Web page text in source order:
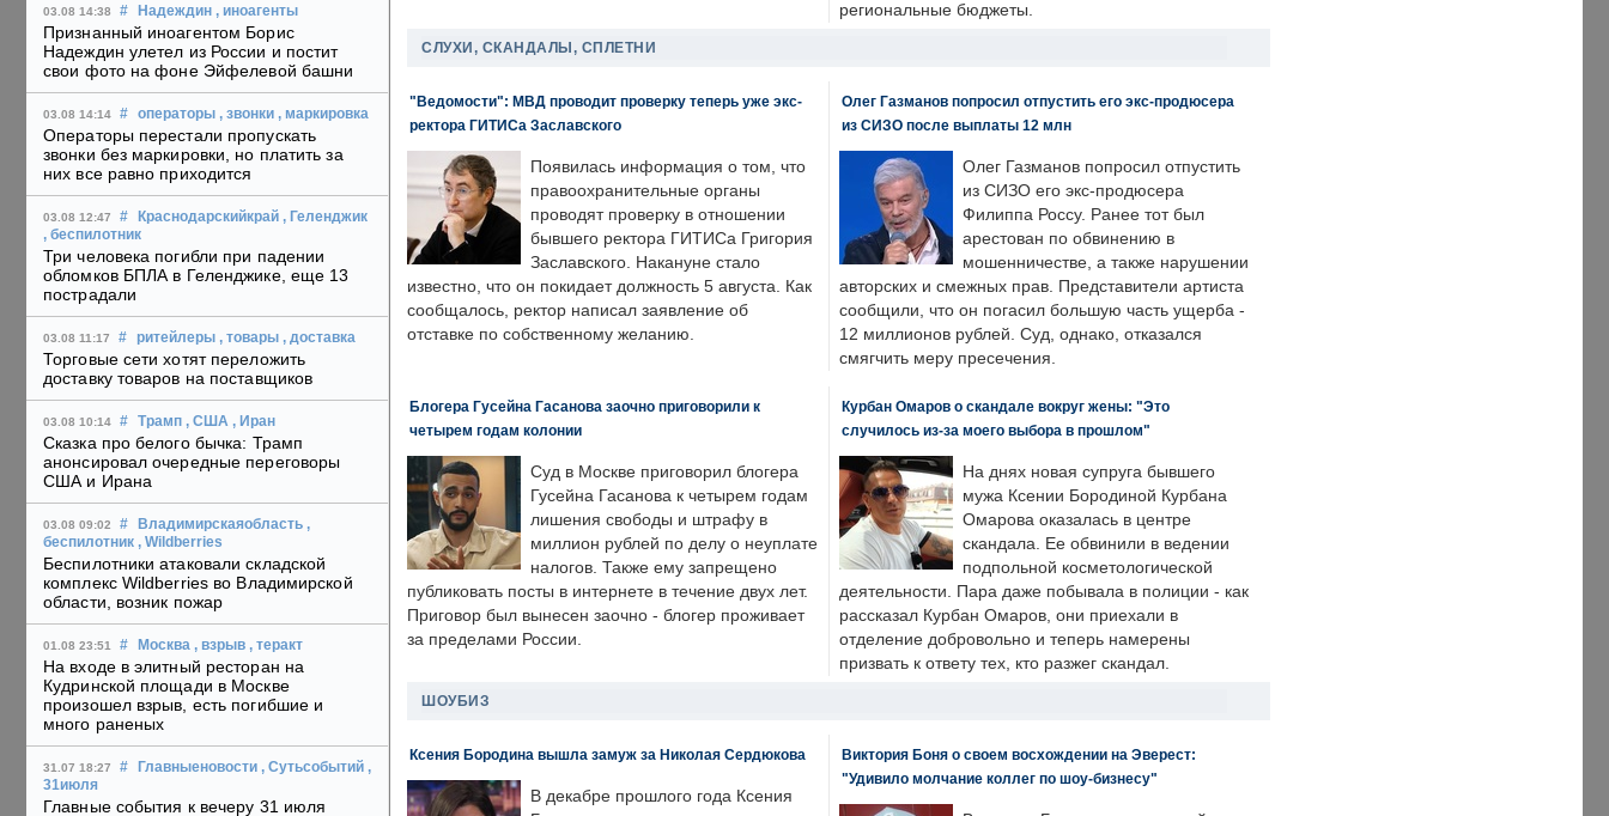
03.08 14:38 # Надеждин , иноагенты
Признанный иноагентом Борис
Надеждин улетел из России и постит
свои фото на фоне Эйфелевой башни
03.08 14:14 # операторы , звонки , маркировка
Операторы перестали пропускать
звонки без маркировки, но платить за
них все равно приходится
03.08 12:47 # Краснодарскийкрай , Геленджик
, беспилотник
Три человека погибли при падении
обломков БПЛА в Геленджике, еще 13
пострадали
03.08 11:17 # ритейлеры , товары , доставка
Торговые сети хотят переложить
доставку товаров на поставщиков
03.08 10:14 # Трамп , США , Иран
Сказка про белого бычка: Трамп
анонсировал очередные переговоры
США и Ирана
03.08 09:02 # Владимирскаяобласть ,
беспилотник , Wildberries
Беспилотники атаковали складской
комплекс Wildberries во Владимирской
области, возник пожар
01.08 23:51 # Москва , взрыв , теракт
На входе в элитный ресторан на
Кудринской площади в Москве
произошел взрыв, есть погибшие и
много раненых
31.07 18:27 # Главныеновости , Сутьсобытий ,
31июля
Главные события к вечеру 31 июля
региональные бюджеты.
СЛУХИ, СКАНДАЛЫ, СПЛЕТНИ
"Ведомости": МВД проводит проверку теперь уже экс-
ректора ГИТИСа Заславского
Появилась информация о том, что
правоохранительные органы
проводят проверку в отношении
бывшего ректора ГИТИСа Григория
Заславского. Накануне стало
известно, что он покидает должность 5 августа. Как
сообщалось, ректор написал заявление об
отставке по собственному желанию.
Олег Газманов попросил отпустить его экс-продюсера
из СИЗО после выплаты 12 млн
Олег Газманов попросил отпустить
из СИЗО его экс-продюсера
Филиппа Россу. Ранее тот был
арестован по обвинению в
мошенничестве, а также нарушении
авторских и смежных прав. Представители артиста
сообщили, что он погасил большую часть ущерба -
12 миллионов рублей. Суд, однако, отказался
смягчить меру пресечения.
Блогера Гусейна Гасанова заочно приговорили к
четырем годам колонии
Суд в Москве приговорил блогера
Гусейна Гасанова к четырем годам
лишения свободы и штрафу в
миллион рублей по делу о неуплате
налогов. Также ему запрещено
публиковать посты в интернете в течение двух лет.
Приговор был вынесен заочно - блогер проживает
за пределами России.
Курбан Омаров о скандале вокруг жены: "Это
случилось из-за моего выбора в прошлом"
На днях новая супруга бывшего
мужа Ксении Бородиной Курбана
Омарова оказалась в центре
скандала. Ее обвинили в ведении
подпольной косметологической
деятельности. Пара даже побывала в полиции - как
рассказал Курбан Омаров, они приехали в
отделение добровольно и теперь намерены
призвать к ответу тех, кто разжег скандал.
ШОУБИЗ
Ксения Бородина вышла замуж за Николая Сердюкова
В декабре прошлого года Ксения
Виктория Боня о своем восхождении на Эверест:
"Удивило молчание коллег по шоу-бизнесу"